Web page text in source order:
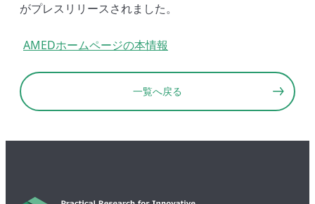
がプレスリリースされました。
AMEDホームページの本情報
一覧へ戻る